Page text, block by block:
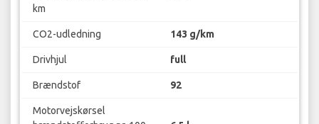
km
CO2-udledning 143 g/km
Drivhjul full
Brændstof 92
Motorvejskørsel